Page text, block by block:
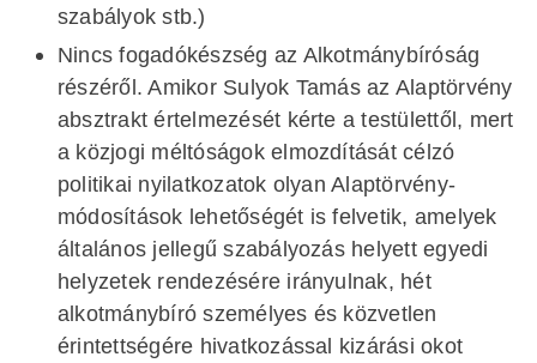
szabályok stb.)
Nincs fogadókészség az Alkotmánybíróság
részéről. Amikor Sulyok Tamás az Alaptörvény
absztrakt értelmezését kérte a testülettől, mert
a közjogi méltóságok elmozdítását célzó
politikai nyilatkozatok olyan Alaptörvény-
módosítások lehetőségét is felvetik, amelyek
általános jellegű szabályozás helyett egyedi
helyzetek rendezésére irányulnak, hét
alkotmánybíró személyes és közvetlen
érintettségére hivatkozással kizárási okot